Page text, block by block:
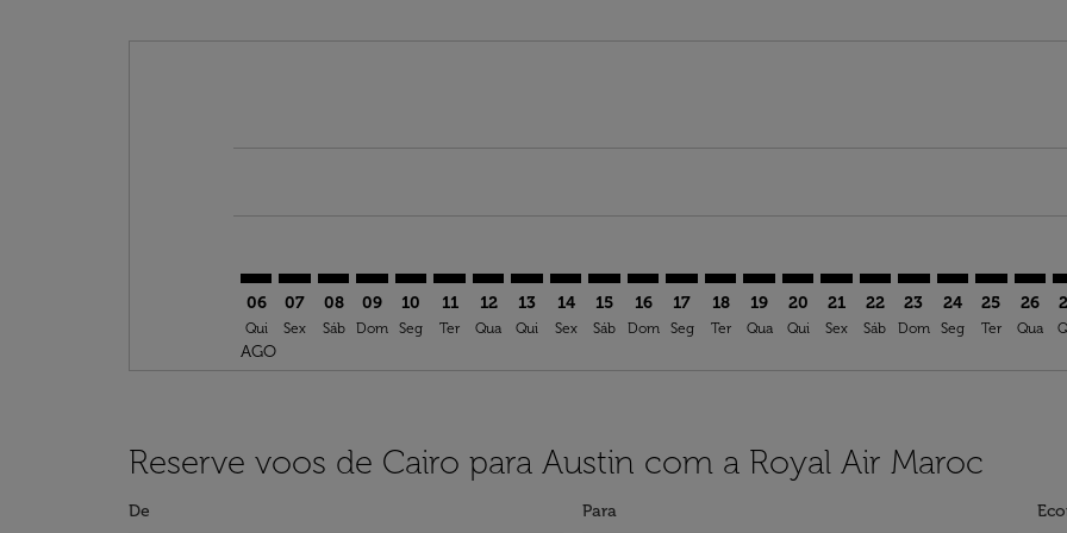
06
Qui
AGO
07
Sex
08
Sáb
09
Dom
10
Seg
11
Ter
12
Qua
13
Qui
14
Sex
15
Sáb
16
Dom
17
Seg
18
Ter
19
Qua
20
Qui
CAI–AUS: cmp-view-
21
Sex
CAI–AUS: cmp-view-
22
Sáb
CAI–AUS: cmp-
23
Dom
CAI–AUS:
24
Seg
25
Ter
26
Qua
Reserve voos de Cairo para Austin com a Royal Air Maroc
De Para